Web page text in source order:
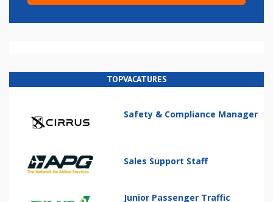
TOPVACATURES
Safety & Compliance Manager
Sales Support Staff
Junior Passenger Traffic